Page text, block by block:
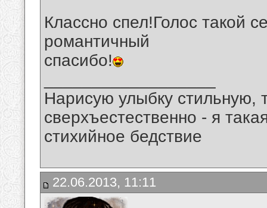
Классно спел!Голос такой
романтичный
спасибо!
Нарисую улыбку стильную,
сверхъестественно - я
стихийное бедствие
22.06.2013, 11:11